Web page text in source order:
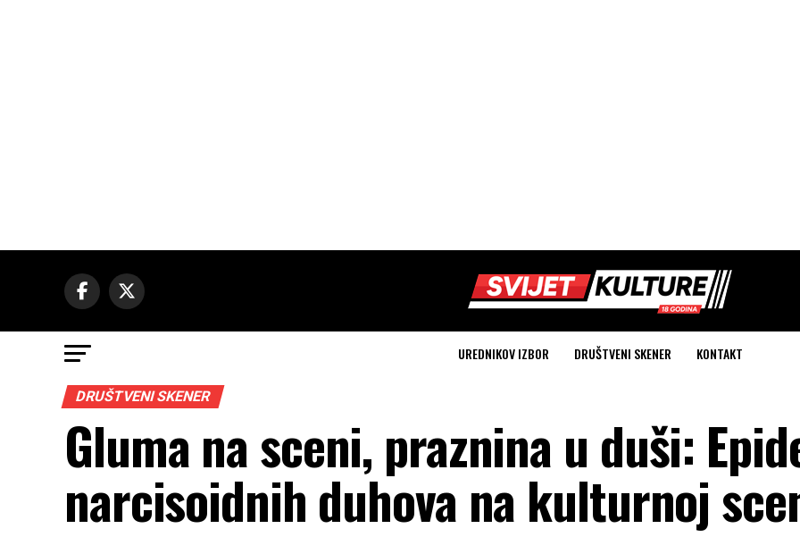
UREDNIKOV IZBOR DRUŠTVENI SKENER KONTAKT
DRUŠTVENI SKENER
Gluma na sceni, praznina u duši:
narcisoidnih duhova na kulturnoj